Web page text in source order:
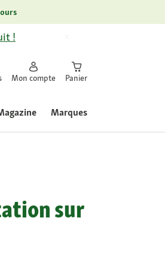
!
Mon compte Panier
Marques
sur